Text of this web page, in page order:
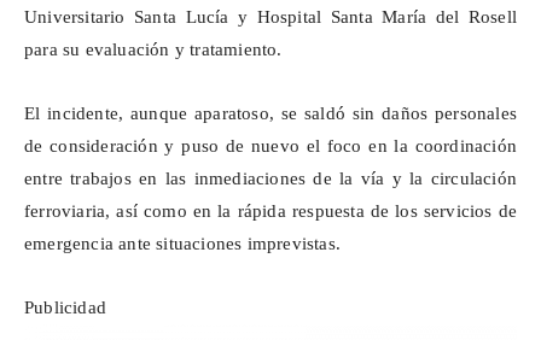
Universitario Santa Lucía y Hospital Santa María del Rosell
para su evaluación y tratamiento.
El incidente, aunque aparatoso, se saldó sin daños personales
de consideración y puso de nuevo el foco en la coordinación
entre trabajos en las inmediaciones de la vía y la circulación
ferroviaria, así como en la rápida respuesta de los servicios de
emergencia ante situaciones imprevistas.
Publicidad